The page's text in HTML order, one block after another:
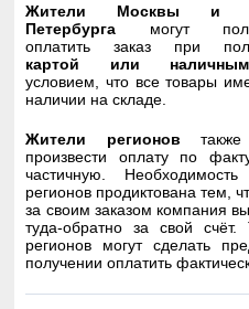
Жители Москвы и
Петербурга могут
оплатить заказ при
картой или
условием, что все товары
наличии на складе.
Жители регионов также
произвести оплату по
частичную.
регионов продиктована тем,
за своим заказом компания
туда-обратно за свой
регионов могут сделать
получении оплатить